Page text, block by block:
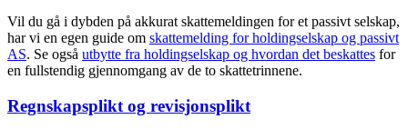
Vil du gå i dybden på akkurat skattemeldingen for et passivt selskap,
har vi en egen guide om skattemelding for holdingselskap og passivt
AS. Se også utbytte fra holdingselskap og hvordan det beskattes for
en fullstendig gjennomgang av de to skattetrinnene.
Regnskapsplikt og revisjonsplikt